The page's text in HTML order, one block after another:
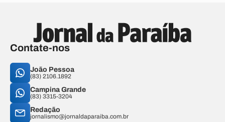
Contate-nos
João Pessoa
(83) 2106.1892
Campina Grande
(83) 3315-3204
Redação
jornalismo@jornaldaparaiba.com.br